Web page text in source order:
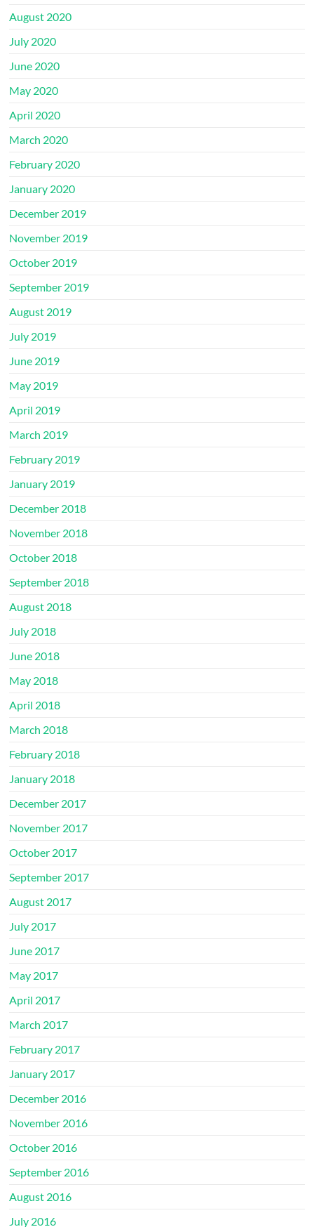
August 2020
July 2020
June 2020
May 2020
April 2020
March 2020
February 2020
January 2020
December 2019
November 2019
October 2019
September 2019
August 2019
July 2019
June 2019
May 2019
April 2019
March 2019
February 2019
January 2019
December 2018
November 2018
October 2018
September 2018
August 2018
July 2018
June 2018
May 2018
April 2018
March 2018
February 2018
January 2018
December 2017
November 2017
October 2017
September 2017
August 2017
July 2017
June 2017
May 2017
April 2017
March 2017
February 2017
January 2017
December 2016
November 2016
October 2016
September 2016
August 2016
July 2016